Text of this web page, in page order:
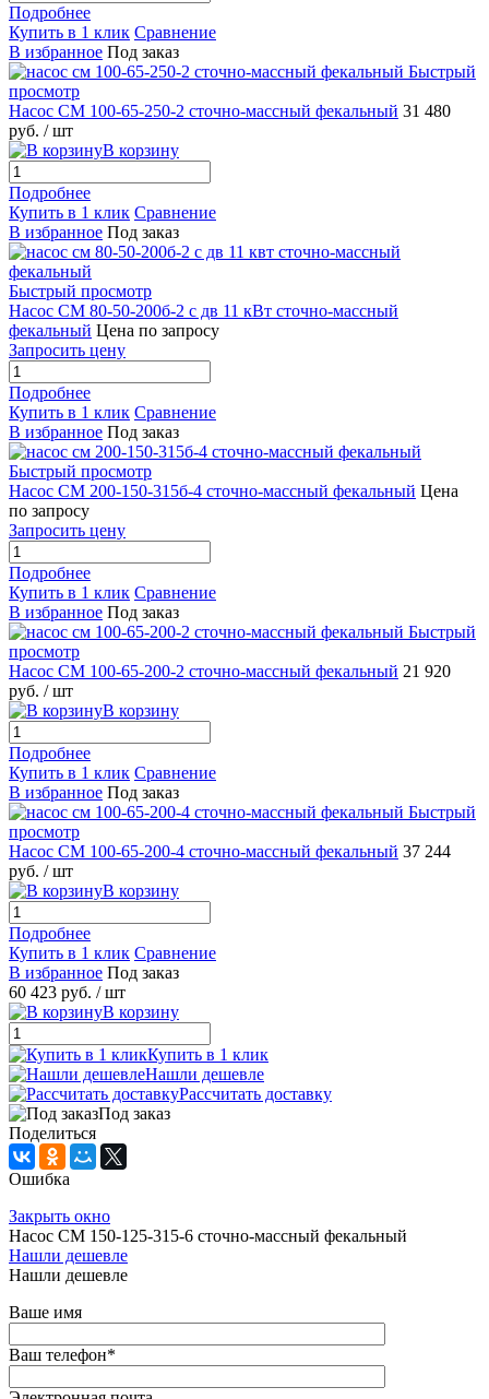
Подробнее
Купить в 1 клик Сравнение
В избранное Под заказ
Быстрый
просмотр
Насос СМ 100-65-250-2 сточно-массный фекальный 31 480
руб. / шт
В корзину
Подробнее
Купить в 1 клик Сравнение
В избранное Под заказ
Быстрый просмотр
Насос СМ 80-50-200б-2 с дв 11 кВт сточно-массный
фекальный Цена по запросу
Запросить цену
Подробнее
Купить в 1 клик Сравнение
В избранное Под заказ
Быстрый просмотр
Насос СМ 200-150-315б-4 сточно-массный фекальный Цена
по запросу
Запросить цену
Подробнее
Купить в 1 клик Сравнение
В избранное Под заказ
Быстрый
просмотр
Насос СМ 100-65-200-2 сточно-массный фекальный 21 920
руб. / шт
В корзину
Подробнее
Купить в 1 клик Сравнение
В избранное Под заказ
Быстрый
просмотр
Насос СМ 100-65-200-4 сточно-массный фекальный 37 244
руб. / шт
В корзину
Подробнее
Купить в 1 клик Сравнение
В избранное Под заказ
60 423 руб. / шт
В корзину
Купить в 1 клик
Нашли дешевле
Рассчитать доставку
Под заказ
Поделиться
Ошибка
Закрыть окно
Насос СМ 150-125-315-6 сточно-массный фекальный
Нашли дешевле
Нашли дешевле
Ваше имя
Ваш телефон*